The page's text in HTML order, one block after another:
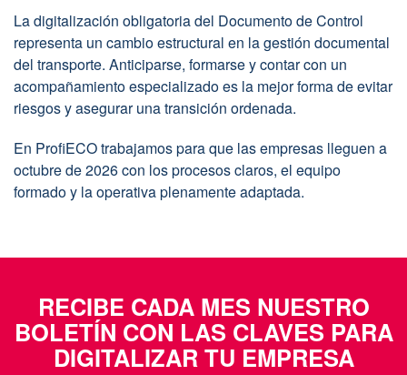
La digitalización obligatoria del Documento de Control
representa un cambio estructural en la gestión documental
del transporte. Anticiparse, formarse y contar con un
acompañamiento especializado es la mejor forma de evitar
riesgos y asegurar una transición ordenada.
En ProfiECO trabajamos para que las empresas lleguen a
octubre de 2026 con los procesos claros, el equipo
formado y la operativa plenamente adaptada.
RECIBE CADA MES NUESTRO
BOLETÍN CON LAS CLAVES PARA
DIGITALIZAR TU EMPRESA